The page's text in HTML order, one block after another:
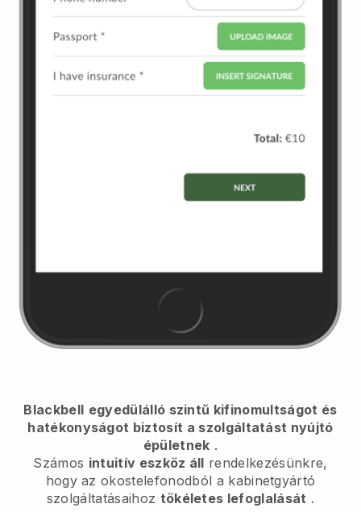
Blackbell egyedülálló szintű kifinomultságot és
hatékonyságot biztosít a szolgáltatást nyújtó
épületnek .
Számos intuitív eszköz áll rendelkezésünkre,
hogy az okostelefonodból a kabinetgyártó
szolgáltatásaihoz tökéletes lefoglalását .